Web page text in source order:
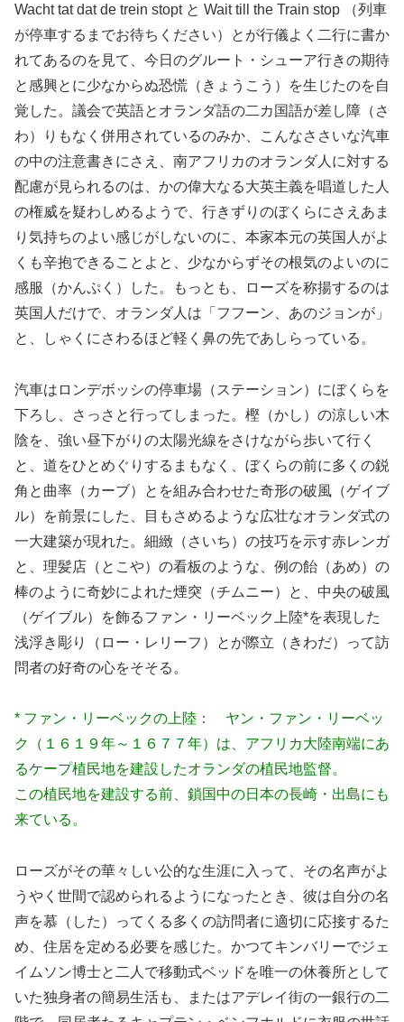
Wacht tat dat de trein stopt と Wait till the Train stop （列車
が停車するまでお待ちください）とが行儀よく二行に書か
れてあるのを見て、今日のグルート・シューア行きの期待
と感興とに少なからぬ恐慌（きょうこう）を生じたのを自
覚した。議会で英語とオランダ語の二カ国語が差し障（さ
わ）りもなく併用されているのみか、こんなささいな汽車
の中の注意書きにさえ、南アフリカのオランダ人に対する
配慮が見られるのは、かの偉大なる大英主義を唱道した人
の権威を疑わしめるようで、行きずりのぼくらにさえあま
り気持ちのよい感じがしないのに、本家本元の英国人がよ
くも辛抱できることよと、少なからずその根気のよいのに
感服（かんぷく）した。もっとも、ローズを称揚するのは
英国人だけで、オランダ人は「フフーン、あのジョンが」
と、しゃくにさわるほど軽く鼻の先であしらっている。
汽車はロンデボッシの停車場（ステーション）にぼくらを
下ろし、さっさと行ってしまった。樫（かし）の涼しい木
陰を、強い昼下がりの太陽光線をさけながら歩いて行く
と、道をひとめぐりするまもなく、ぼくらの前に多くの鋭
角と曲率（カーブ）とを組み合わせた奇形の破風（ゲイブ
ル）を前景にした、目もさめるような広壮なオランダ式の
一大建築が現れた。細緻（さいち）の技巧を示す赤レンガ
と、理髪店（とこや）の看板のような、例の飴（あめ）の
棒のように奇妙によれた煙突（チムニー）と、中央の破風
（ゲイブル）を飾るファン・リーベック上陸*を表現した
浅浮き彫り（ロー・レリーフ）とが際立（きわだ）って訪
問者の好奇の心をそそる。
* ファン・リーベックの上陸： ヤン・ファン・リーベッ
ク（１６１９年～１６７７年）は、アフリカ大陸南端にあ
るケープ植民地を建設したオランダの植民地監督。
この植民地を建設する前、鎖国中の日本の長崎・出島にも
来ている。
ローズがその華々しい公的な生涯に入って、その名声がよ
うやく世間で認められるようになったとき、彼は自分の名
声を慕（した）ってくる多くの訪問者に適切に応接するた
め、住居を定める必要を感じた。かつてキンバリーでジェ
イムソン博士と二人で移動式ベッドを唯一の休養所として
いた独身者の簡易生活も、またはアデレイ街の一銀行の二